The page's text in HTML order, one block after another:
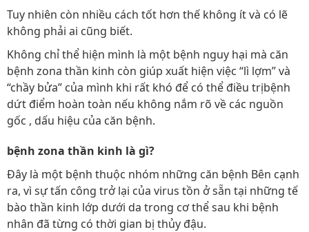
Tuy nhiên còn nhiều cách tốt hơn thế không ít và có lẽ
không phải ai cũng biết.
Không chỉ thể hiện mình là một bệnh nguy hại mà căn
bệnh zona thần kinh còn giúp xuất hiện việc “lì lợm” và
“chầy bửa” của mình khi rất khó để có thể điều trịbệnh
dứt điểm hoàn toàn nếu không nắm rõ về các nguồn
gốc , dấu hiệu của căn bệnh.
bệnh zona thần kinh là gì?
Đây là một bệnh thuộc nhóm những căn bệnh Bên cạnh
ra, vì sự tấn công trở lại của virus tồn ở sẵn tại những tế
bào thần kinh lớp dưới da trong cơ thể sau khi bệnh
nhân đã từng có thời gian bị thủy đậu.